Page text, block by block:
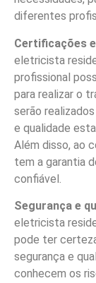
diferentes
Certificações
eletricista
profissional
para realizar o
serão
e qualidade
Além disso, ao
tem a garantia
confiável.
Segurança e
eletricista
pode ter
segurança e
conhecem os